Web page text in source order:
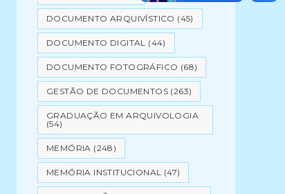
DOCUMENTO ARQUIVÍSTICO (45)
DOCUMENTO DIGITAL (44)
DOCUMENTO FOTOGRÁFICO (68)
GESTÃO DE DOCUMENTOS (263)
GRADUAÇÃO EM ARQUIVOLOGIA
(54)
MEMÓRIA (248)
MEMÓRIA INSTITUCIONAL (47)